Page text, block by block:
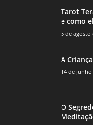
Tarot
e como
5 de agosto
A
14 de junho
O